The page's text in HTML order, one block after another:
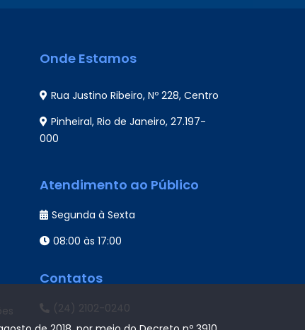
Onde Estamos
Rua Justino Ribeiro, Nº 228, Centro
Pinheiral, Rio de Janeiro, 27.197-
000
Atendimento ao Público
Segunda à Sexta
08:00 às 17:00
Contatos
(24) 2102-0240